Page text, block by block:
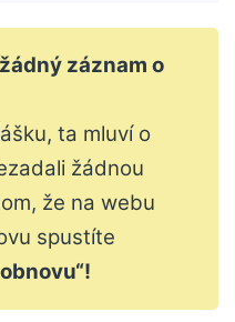
záznam o
ta mluví o
žádnou
že na webu
spustíte